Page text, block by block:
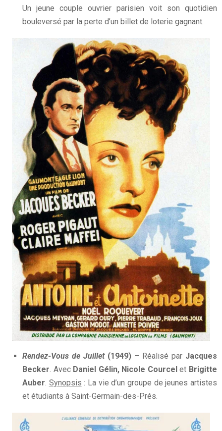
Un jeune couple ouvrier parisien voit son quotidien
bouleversé par la perte d’un billet de loterie gagnant.
Rendez-Vous de Juillet(1949) – Réalisé par Jacques
Becker . Avec Daniel Gélin, Nicole Courcelet Brigitte
Auber Synopsis : La vie d’un groupe de jeunes artistes
et étudiants à Saint-Germain-des-Prés.